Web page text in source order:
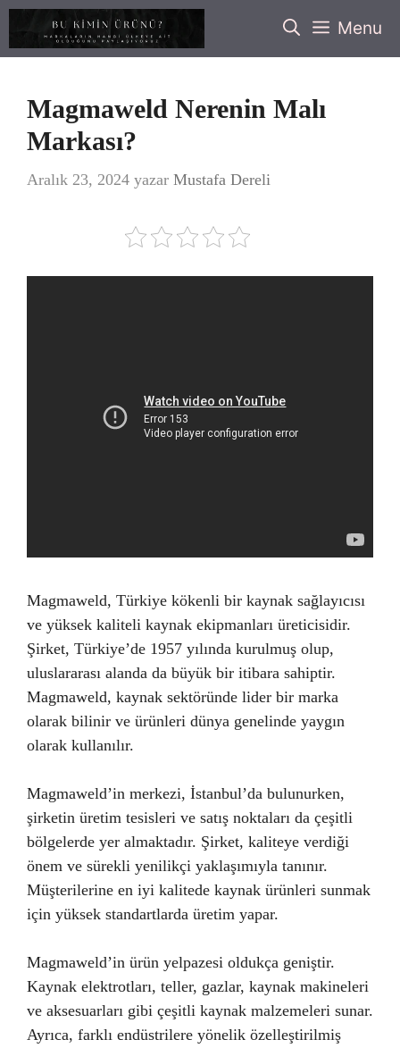
İçeriğe
Menu
Magmaweld Nerenin Malı
Markası?
Aralık 23, 2024 yazar Mustafa Dereli
Magmaweld, Türkiye kökenli bir kaynak sağlayıcısı
ve yüksek kaliteli kaynak ekipmanları üreticisidir.
Şirket, Türkiye’de 1957 yılında kurulmuş olup,
uluslararası alanda da büyük bir itibara sahiptir.
Magmaweld, kaynak sektöründe lider bir marka
olarak bilinir ve ürünleri dünya genelinde yaygın
olarak kullanılır.
Magmaweld’in merkezi, İstanbul’da bulunurken,
şirketin üretim tesisleri ve satış noktaları da çeşitli
bölgelerde yer almaktadır. Şirket, kaliteye verdiği
önem ve sürekli yenilikçi yaklaşımıyla tanınır.
Müşterilerine en iyi kalitede kaynak ürünleri sunmak
için yüksek standartlarda üretim yapar.
Magmaweld’in ürün yelpazesi oldukça geniştir.
Kaynak elektrotları, teller, gazlar, kaynak makineleri
ve aksesuarları gibi çeşitli kaynak malzemeleri sunar.
Ayrıca, farklı endüstrilere yönelik özelleştirilmiş